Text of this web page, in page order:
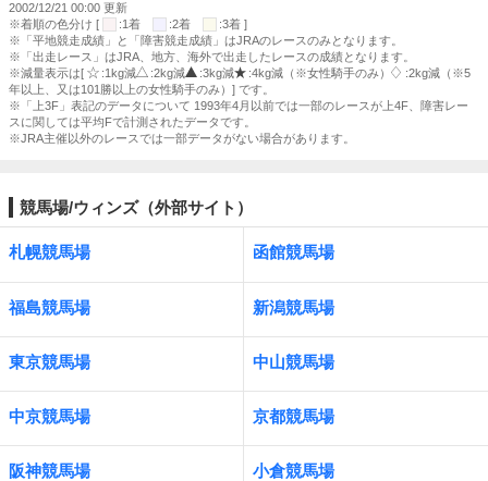
2002/12/21 00:00 更新
※着順の色分け [
:1着 :2着
:3着 ]
※「平地競走成績」と「障害競走成績」はJRAのレースのみとなります。
※「出走レース」はJRA、地方、海外で出走したレースの成績となります。
※減量表示は[
:1kg減 :2kg減 :3kg減 :4kg減（※女性騎手のみ）
:2kg減（※5
年以上、又は101勝以上の女性騎手のみ）] です。
※「上3F」表記のデータについて 1993年4月以前では一部のレースが上4F、障害レー
スに関しては平均Fで計測されたデータです。
※JRA主催以外のレースでは一部データがない場合があります。
競馬場/ウィンズ（外部サイト）
札幌競馬場 函館競馬場
福島競馬場 新潟競馬場
東京競馬場 中山競馬場
中京競馬場 京都競馬場
阪神競馬場 小倉競馬場